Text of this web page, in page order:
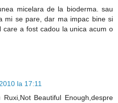
micelara de la bioderma. sau
mi se pare, dar ma impac bine si
care a fost cadou la unica acum o
la 17:11
Beautiful Enough,despre